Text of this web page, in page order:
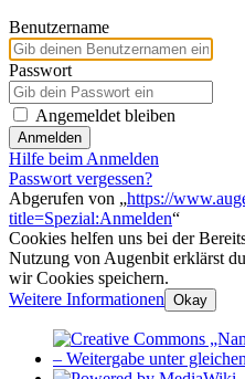
Benutzername
Passwort
Angemeldet bleiben
Anmelden
Hilfe beim Anmelden
Passwort vergessen?
Abgerufen von „https://
title=Spezial:Anmelden“
Cookies helfen uns bei der
Nutzung von Augenbit erklärst
wir Cookies speichern.
Weitere Informationen Okay